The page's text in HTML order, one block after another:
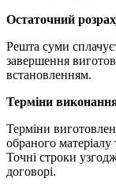
Остаточний
Решта суми
завершення
встановленням.
Терміни
Терміни
обраного
Точні строки
договорі.